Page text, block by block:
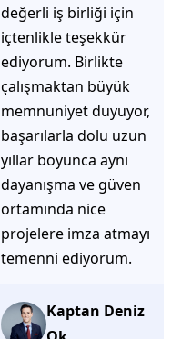
ediyorsunuz.
İhtiyaçlarınıza hızlı ve
doğru çözümler
sunmaya çalışıyorlar.
Müşteri
memnuniyetini ön
planda tutan
yaklaşımları, ilgili
iletişimleri ve
güvenilir hizmet
anlayışları sayesinde
başarılı bir ekip
olduklarını